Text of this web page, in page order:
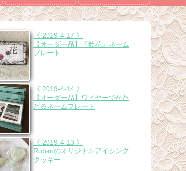
《 2019-4-17 》
【オーダー品】『鈴花』ネーム
プレート
《 2019-4-14 》
【オーダー品】ワイヤーでかた
どるネームプレート
《 2019-4-13 》
Rubanのオリジナルアイシング
クッキー